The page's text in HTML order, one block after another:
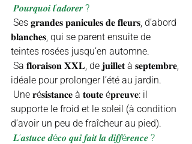
𝑷𝒐𝒖𝒓𝒒𝒖𝒐𝒊 𝒍’𝒂𝒅𝒐𝒓𝒆𝒓 ?
Ses 𝐠𝐫𝐚𝐧𝐝𝐞𝐬 𝐩𝐚𝐧𝐢𝐜𝐮𝐥𝐞𝐬 𝐝𝐞 𝐟𝐥𝐞𝐮𝐫𝐬, d’abord
𝐛𝐥𝐚𝐧𝐜𝐡𝐞𝐬, qui se parent ensuite de
teintes rosées jusqu’en automne.
Sa 𝐟𝐥𝐨𝐫𝐚𝐢𝐬𝐨𝐧 𝐗𝐗𝐋, de 𝐣𝐮𝐢𝐥𝐥𝐞𝐭 à 𝐬𝐞𝐩𝐭𝐞𝐦𝐛𝐫𝐞,
idéale pour prolonger l’été au jardin.
Une 𝐫é𝐬𝐢𝐬𝐭𝐚𝐧𝐜𝐞 à 𝐭𝐨𝐮𝐭𝐞 é𝐩𝐫𝐞𝐮𝐯𝐞: il
supporte le froid et le soleil (à condition
d’avoir un peu de fraîcheur au pied).
𝑳’𝒂𝒔𝒕𝒖𝒄𝒆 𝒅é𝒄𝒐 𝒒𝒖𝒊 𝒇𝒂𝒊𝒕 𝒍𝒂 𝒅𝒊𝒇𝒇é𝒓𝒆𝒏𝒄𝒆 ?